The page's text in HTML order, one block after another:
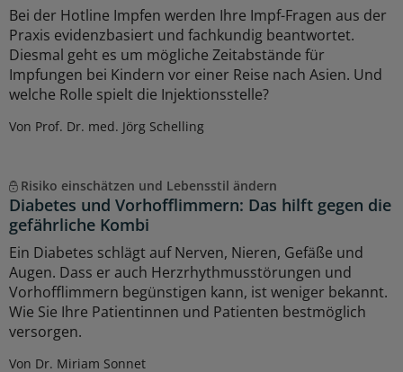
Bei der Hotline Impfen werden Ihre Impf-Fragen aus der
Praxis evidenzbasiert und fachkundig beantwortet.
Diesmal geht es um mögliche Zeitabstände für
Impfungen bei Kindern vor einer Reise nach Asien. Und
welche Rolle spielt die Injektionsstelle?
Von Prof. Dr. med. Jörg Schelling
Risiko einschätzen und Lebensstil ändern
Diabetes und Vorhofflimmern: Das hilft gegen die
gefährliche Kombi
Ein Diabetes schlägt auf Nerven, Nieren, Gefäße und
Augen. Dass er auch Herzrhythmusstörungen und
Vorhofflimmern begünstigen kann, ist weniger bekannt.
Wie Sie Ihre Patientinnen und Patienten bestmöglich
versorgen.
Von Dr. Miriam Sonnet